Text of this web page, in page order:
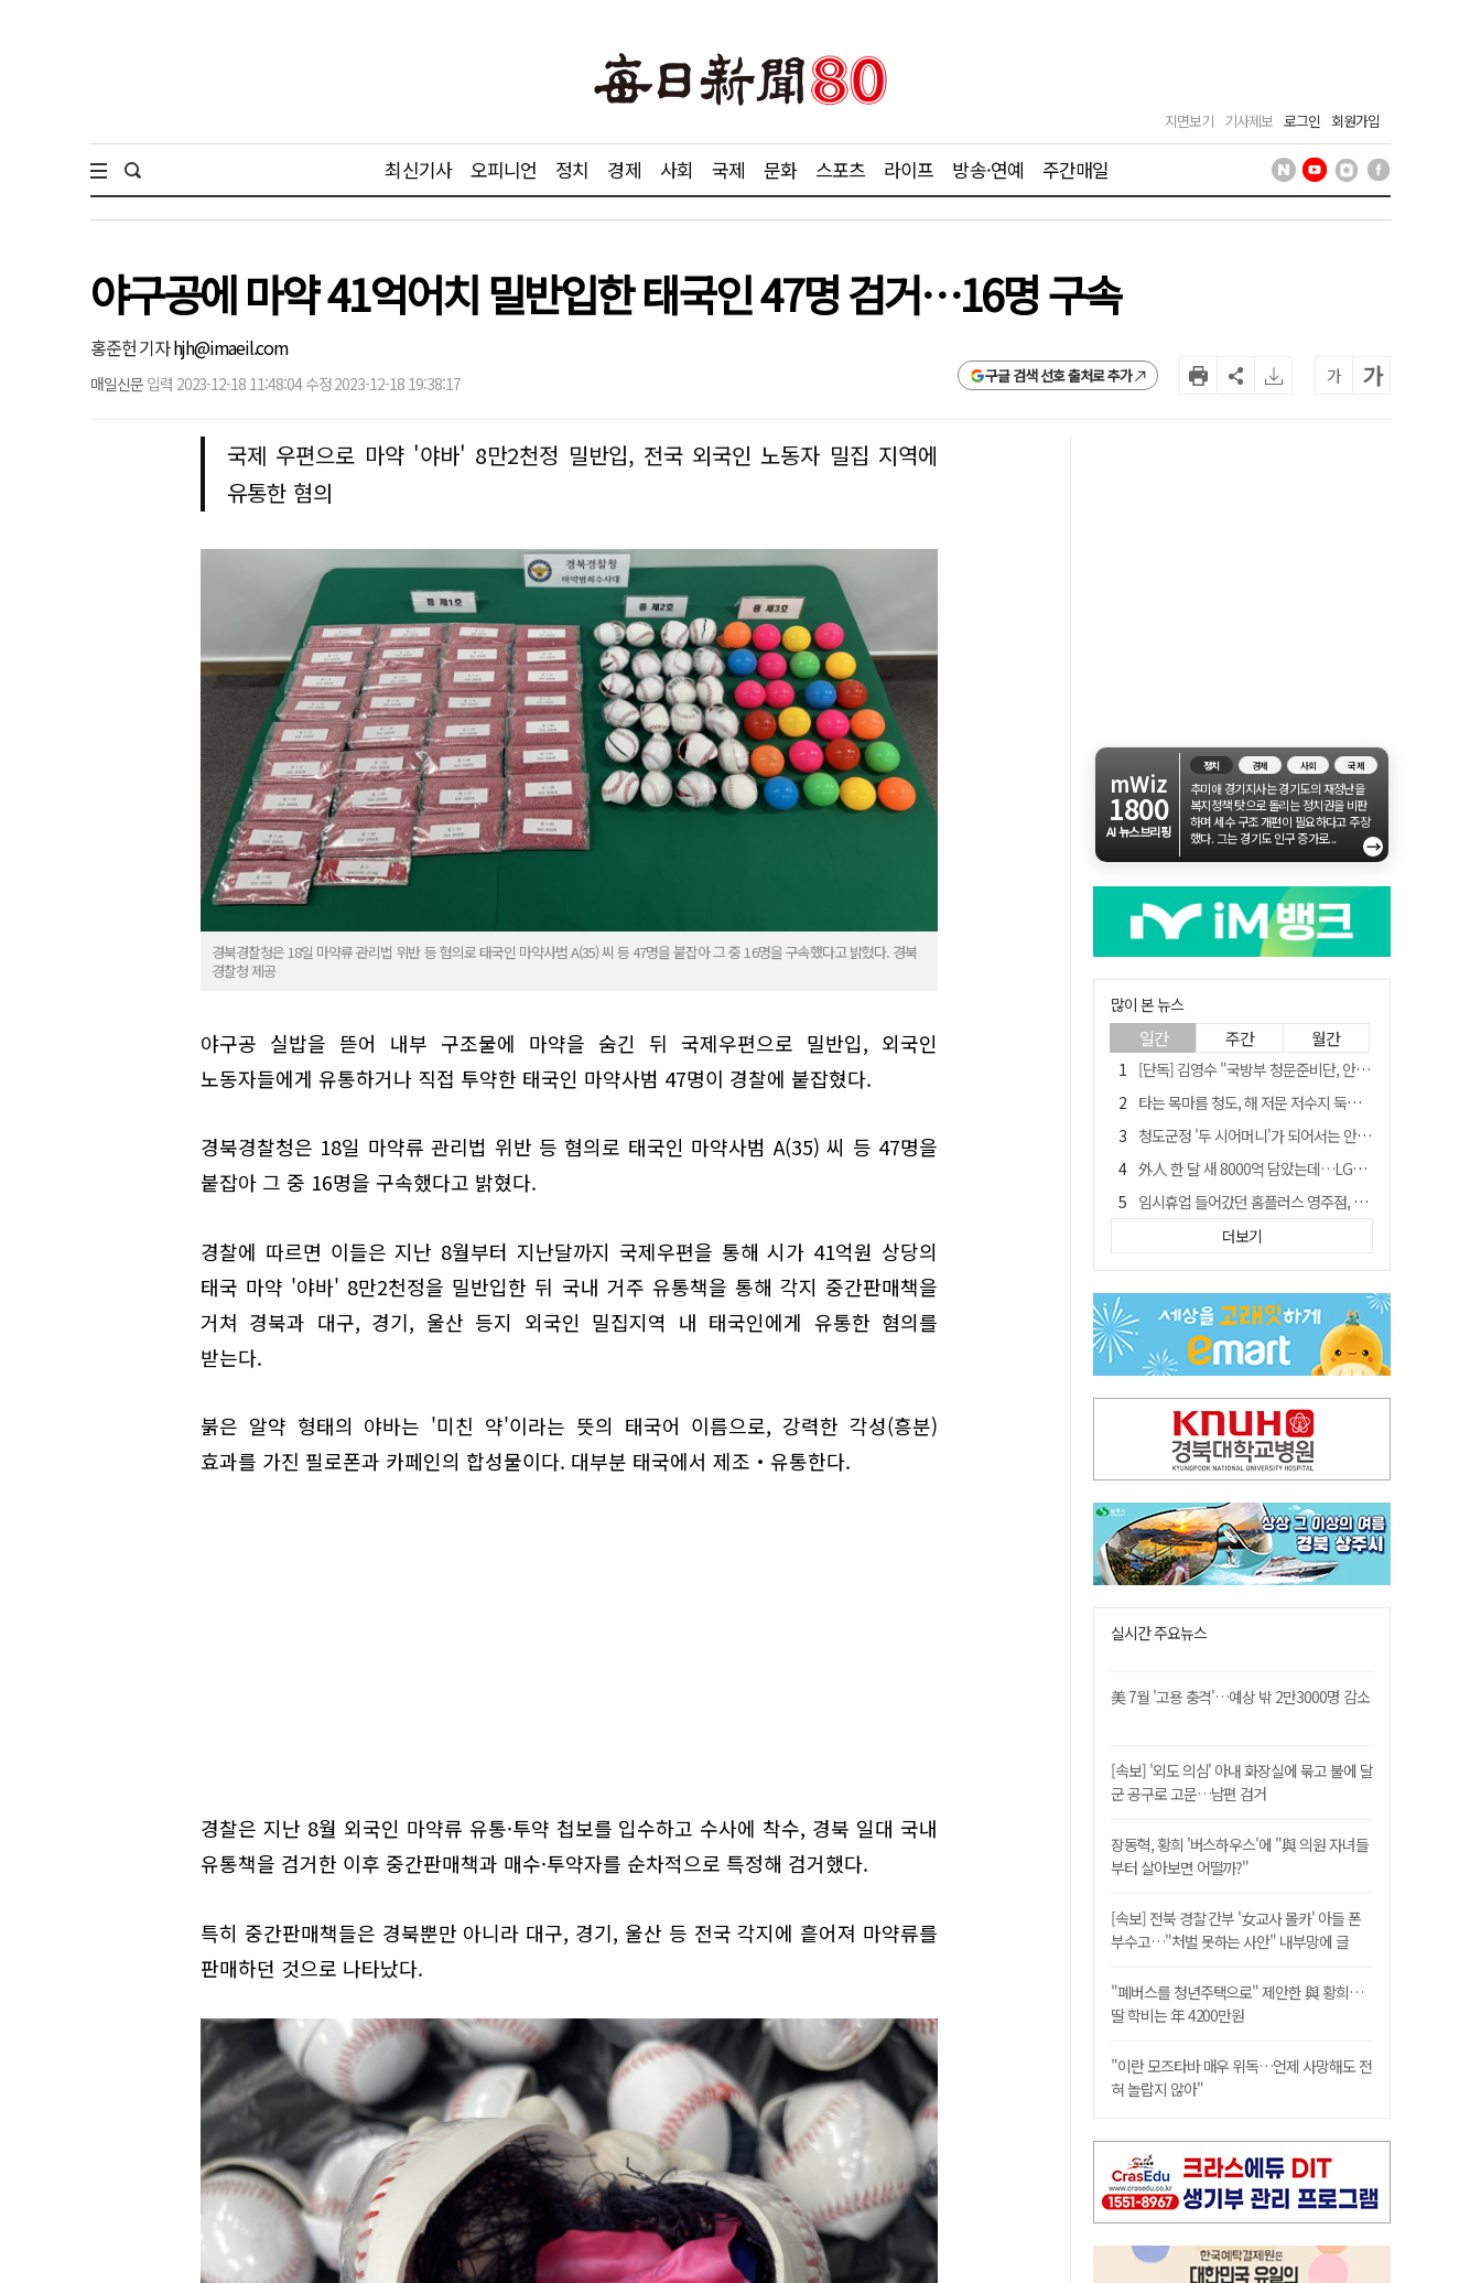
지면보기 기사제보 로그인 회원가입
최신기사 오피니언 정치 경제 사회 국제 문화 스포츠 라이프 방송·연예 주간매일
야구공에 마약 41억어치 밀반입한 태국인 47명 검거…16명 구속
홍준헌 기자hjh@imaeil.com
매일신문 입력 2023-12-18 11:48:04 수정 2023-12-18 19:38:17 구글 검색 선호 출처로 추가 가 가
국제 우편으로 마약 '야바' 8만2천정 밀반입, 전국 외국인 노동자 밀집 지역에
유통한 혐의
경북경찰청은 18일 마약류 관리법 위반 등 혐의로 태국인 마약사범 A(35) 씨 등 47명을 붙잡아 그 중 16명을 구속했다고 밝혔다. 경북
경찰청 제공
야구공 실밥을 뜯어 내부 구조물에 마약을 숨긴 뒤 국제우편으로 밀반입, 외국인
노동자들에게 유통하거나 직접 투약한 태국인 마약사범 47명이 경찰에 붙잡혔다.
경북경찰청은 18일 마약류 관리법 위반 등 혐의로 태국인 마약사범 A(35) 씨 등 47명을
붙잡아 그 중 16명을 구속했다고 밝혔다.
경찰에 따르면 이들은 지난 8월부터 지난달까지 국제우편을 통해 시가 41억원 상당의
태국 마약 '야바' 8만2천정을 밀반입한 뒤 국내 거주 유통책을 통해 각지 중간판매책을
거쳐 경북과 대구, 경기, 울산 등지 외국인 밀집지역 내 태국인에게 유통한 혐의를
받는다.
붉은 알약 형태의 야바는 '미친 약'이라는 뜻의 태국어 이름으로, 강력한 각성(흥분)
효과를 가진 필로폰과 카페인의 합성물이다. 대부분 태국에서 제조‧유통한다.
경찰은 지난 8월 외국인 마약류 유통·투약 첩보를 입수하고 수사에 착수, 경북 일대 국내
유통책을 검거한 이후 중간판매책과 매수·투약자를 순차적으로 특정해 검거했다.
특히 중간판매책들은 경북뿐만 아니라 대구, 경기, 울산 등 전국 각지에 흩어져 마약류를
판매하던 것으로 나타났다.
mWiz
1800
AI 뉴스브리핑
정치 경제 사회 국제
추미애 경기지사는 경기도의 재정난을
복지정책 탓으로 돌리는 정치권을 비판
하며 세수 구조 개편이 필요하다고 주장
했다. 그는 경기도 인구 증가로...
→
많이 본 뉴스
일간 주간 월간
[단독] 김영수 "국방부 청문준비단, 안규백 탈영 알고있었다"
타는 목마름 청도, 해 저문 저수지 둑에 군수가 서 있었다
청도군정 '두 시어머니'가 되어서는 안된다
外人 한 달 새 8000억 담았는데…LG이노텍 목표주가는 왜 엇갈릴까
임시휴업 들어갔던 홈플러스 영주점, 7일 영업 재개…지하 1층만 운영
"폐기 버스 개조해 청년주택" 與 황희…'딸 학비는 年 4200만원'
SK하이닉스, 주당 375원 분기 배당 공시…"3분기 중 주주환원 방안 확정"
이의준 전 경북도 새마을봉사과장, 제28대 울릉군 부군수 취임
"상법개정해도 주주가 '봉'"…하이닉스 솔리다임 상장설에 술렁[개미와글와글]
더보기
실시간 주요뉴스
美 7월 '고용 충격'…예상 밖 2만3000명 감소
[속보] '외도 의심' 아내 화장실에 묶고 불에 달
군 공구로 고문…남편 검거
장동혁, 황희 '버스하우스'에 "與 의원 자녀들
부터 살아보면 어떨까?"
[속보] 전북 경찰 간부 '女교사 몰카' 아들 폰
부수고…"처벌 못하는 사안" 내부망에 글
"폐버스를 청년주택으로" 제안한 與 황희…
딸 학비는 年 4200만원
"이란 모즈타바 매우 위독…언제 사망해도 전
혀 놀랍지 않아"